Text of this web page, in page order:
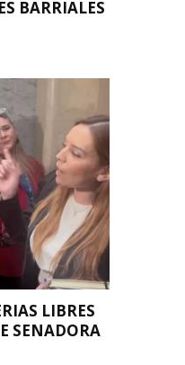
BARRIALES
LIBRES
SENADORA